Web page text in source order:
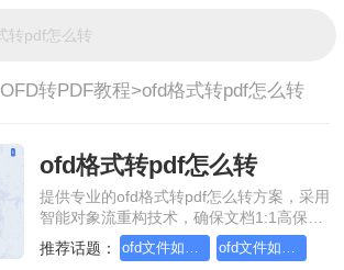
OFD转PDF教程>ofd格式转pdf怎么转
ofd格式转pdf怎么转
提供专业的ofd格式转pdf怎么转方案，采用
智能对象流重构技术，确保文档1:1高保真
还原且排版不乱码。支持一键批量处理，
全链路 SSL 加密保障隐私安全。助您快速
推荐话题： ofd文件如何转换成pdf格式免费 ofd文件如何免费转换成pdf格式